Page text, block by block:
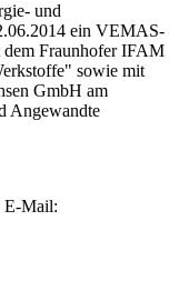
und
ein VEMAS-
Fraunhofer IFAM
sowie mit
GmbH am
Angewandte
E-Mail: